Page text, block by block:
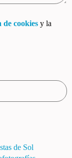
de cookies y la
de Sol